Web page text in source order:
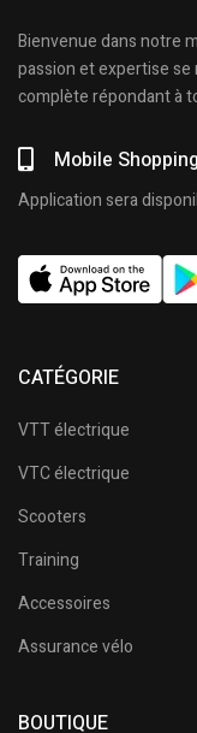
Bienvenue dans notre
passion et expertise
complète répondant à
Mobile
Application sera
CATÉGORIE
VTT électrique
VTC électrique
Scooters
Training
Accessoires
Assurance vélo
BOUTIQUE